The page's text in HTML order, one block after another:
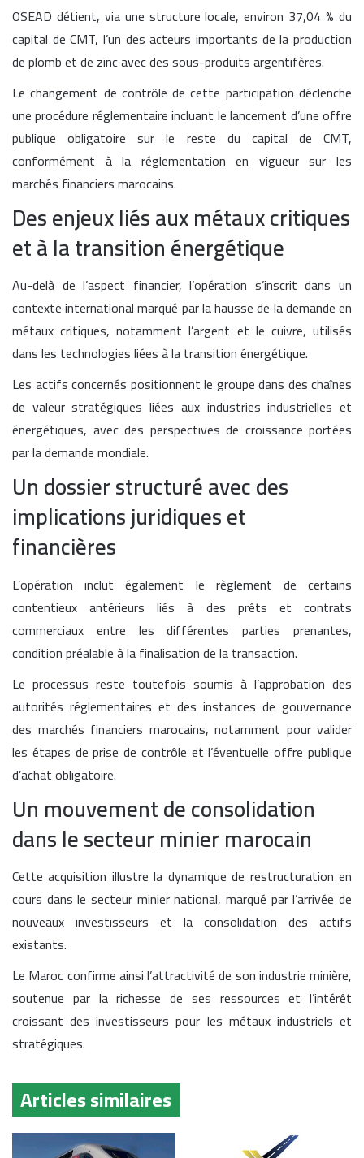
OSEAD détient, via une structure locale, environ 37,04 % du
capital de CMT, l’un des acteurs importants de la production
de plomb et de zinc avec des sous-produits argentifères.
Le changement de contrôle de cette participation déclenche
une procédure réglementaire incluant le lancement d’une offre
publique obligatoire sur le reste du capital de CMT,
conformément à la réglementation en vigueur sur les
marchés financiers marocains.
Des enjeux liés aux métaux critiques
et à la transition énergétique
Au-delà de l’aspect financier, l’opération s’inscrit dans un
contexte international marqué par la hausse de la demande en
métaux critiques, notamment l’argent et le cuivre, utilisés
dans les technologies liées à la transition énergétique.
Les actifs concernés positionnent le groupe dans des chaînes
de valeur stratégiques liées aux industries industrielles et
énergétiques, avec des perspectives de croissance portées
par la demande mondiale.
Un dossier structuré avec des
implications juridiques et
financières
L’opération inclut également le règlement de certains
contentieux antérieurs liés à des prêts et contrats
commerciaux entre les différentes parties prenantes,
condition préalable à la finalisation de la transaction.
Le processus reste toutefois soumis à l’approbation des
autorités réglementaires et des instances de gouvernance
des marchés financiers marocains, notamment pour valider
les étapes de prise de contrôle et l’éventuelle offre publique
d’achat obligatoire.
Un mouvement de consolidation
dans le secteur minier marocain
Cette acquisition illustre la dynamique de restructuration en
cours dans le secteur minier national, marqué par l’arrivée de
nouveaux investisseurs et la consolidation des actifs
existants.
Le Maroc confirme ainsi l’attractivité de son industrie minière,
soutenue par la richesse de ses ressources et l’intérêt
croissant des investisseurs pour les métaux industriels et
stratégiques.
Articles similaires